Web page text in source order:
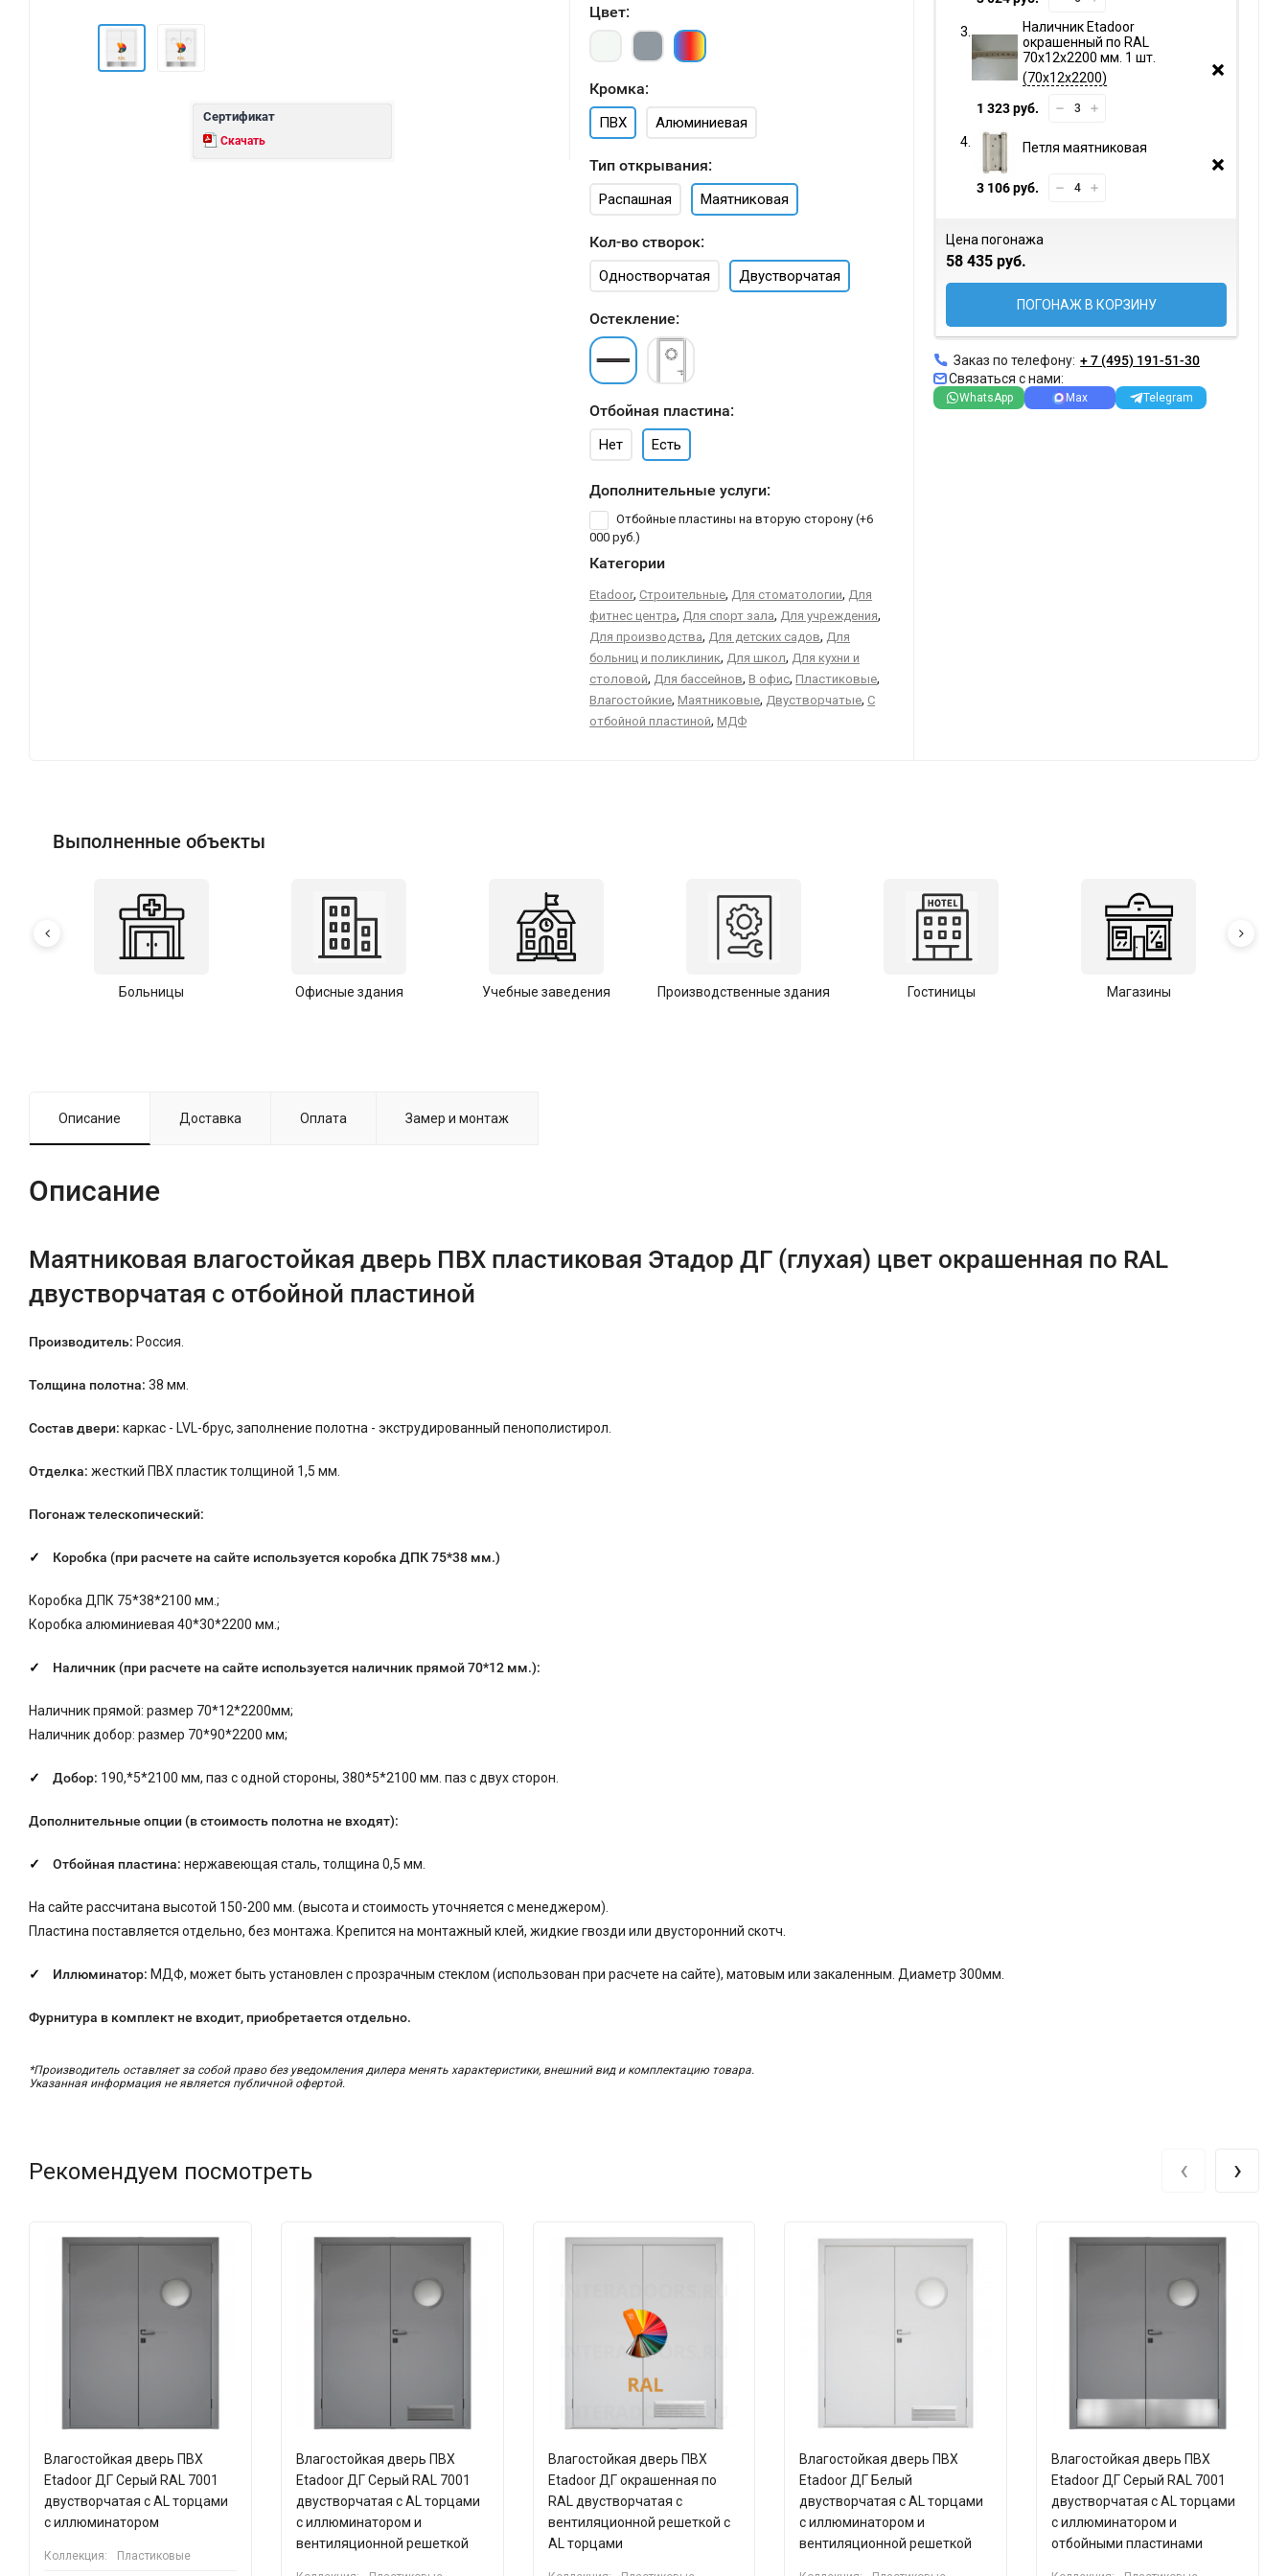
Сертификат
Скачать
Цвет:
Кромка:
ПВХ Алюминиевая
Тип открывания:
Распашная Маятниковая
Кол-во створок:
Одностворчатая Двустворчатая
Остекление:
Отбойная пластина:
Нет Есть
Дополнительные услуги:
Отбойные пластины на вторую сторону (+6
000 руб.)
Категории
Etadoor, Строительные, Для стоматологии, Для
фитнес центра, Для спорт зала, Для учреждения,
Для производства, Для детских садов, Для
больниц и поликлиник, Для школ, Для кухни и
столовой, Для бассейнов, В офис, Пластиковые,
Влагостойкие, Маятниковые, Двустворчатые, С
отбойной пластиной, МДФ
Наличник Etadoor
окрашенный по RAL
70х12х2200 мм. 1 шт.
70х12х2200
1 323 руб.
Петля маятниковая
3 106 руб.
Цена погонажа
58 435 руб.
ПОГОНАЖ В КОРЗИНУ
Заказ по телефону: + 7 (495) 191-51-30
Связаться с нами:
WhatsApp Max Telegram
Выполненные объекты
Больницы Офисные здания Учебные заведения Производственные здания Гостиницы Магазины
Описание Доставка Оплата Замер и монтаж
Описание
Маятниковая влагостойкая дверь ПВХ пластиковая Этадор ДГ (глухая) цвет окрашенная по RAL
двустворчатая с отбойной пластиной
Производитель: Россия.
Толщина полотна: 38 мм.
Состав двери: каркас - LVL-брус, заполнение полотна - экструдированный пенополистирол.
Отделка: жесткий ПВХ пластик толщиной 1,5 мм.
Погонаж телескопический:
Коробка (при расчете на сайте используется коробка ДПК75*38 мм.)
Коробка ДПК 75*38*2100 мм.;
Коробка алюминиевая 40*30*2200 мм.;
Наличник (при расчете на сайте используется наличник прямой 70*12 мм.):
Наличник прямой: размер 70*12*2200мм;
Наличник добор: размер 70*90*2200 мм;
Добор: 190,*5*2100 мм, паз с одной стороны, 380*5*2100 мм. паз с двух сторон.
Дополнительные опции (в стоимость полотна не входят):
Отбойная пластина: нержавеющая сталь, толщина 0,5 мм.
На сайте рассчитана высотой 150-200 мм. (высота и стоимость уточняется с менеджером).
Пластина поставляется отдельно, без монтажа. Крепится на монтажный клей, жидкие гвозди или двусторонний скотч.
Иллюминатор: МДФ, может быть установлен с прозрачным стеклом (использован при расчете на сайте), матовым или закаленным. Диаметр 300мм.
Фурнитура в комплект не входит, приобретается отдельно.
*Производитель оставляет за собой право без уведомления дилера менять характеристики, внешний вид и комплектацию товара.
Указанная информация не является публичной офертой.
Рекомендуем посмотреть
Влагостойкая дверь ПВХ
Etadoor ДГ Серый RAL 7001
двустворчатая с AL торцами
с иллюминатором
Коллекция: Пластиковые
Влагостойкая дверь ПВХ
Etadoor ДГ Серый RAL 7001
двустворчатая с AL торцами
с иллюминатором и
вентиляционной решеткой
Влагостойкая дверь ПВХ
Etadoor ДГ окрашенная по
RAL двустворчатая с
вентиляционной решеткой с
AL торцами
Влагостойкая дверь ПВХ
Etadoor ДГ Белый
двустворчатая с AL торцами
с иллюминатором и
вентиляционной решеткой
Влагостойкая дверь ПВХ
Etadoor ДГ Серый RAL 7001
двустворчатая с AL торцами
с иллюминатором и
отбойными пластинами
‹ ›